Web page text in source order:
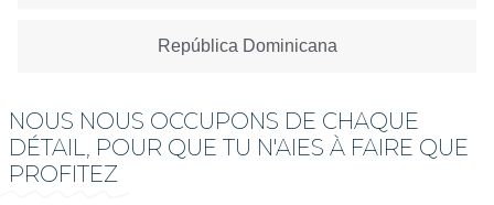
República Dominicana
NOUS NOUS OCCUPONS DE CHAQUE
DÉTAIL, POUR QUE TU N'AIES À FAIRE QUE
PROFITEZ